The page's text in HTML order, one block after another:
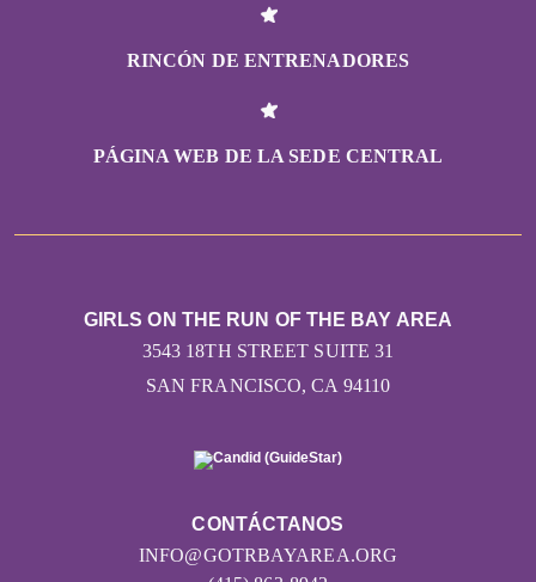
RINCÓN DE ENTRENADORES
PÁGINA WEB DE LA SEDE CENTRAL
CONTÁCTANOS
INFO@GOTRBAYAREA.ORG
GIRLS ON THE RUN OF THE BAY AREA
3543 18TH STREET SUITE 31
SAN FRANCISCO, CA 94110